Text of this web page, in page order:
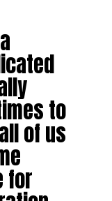
to
of us
for